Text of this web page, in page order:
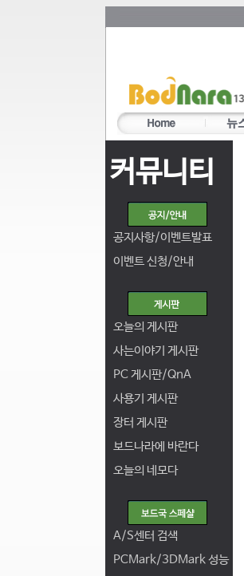
커뮤니티
공지사항/이벤트발표
이벤트 신청/안내
오늘의 게시판
사는이야기 게시판
PC 게시판/QnA
사용기 게시판
장터 게시판
보드나라에 바란다
오늘의 네모다
A/S센터 검색
PCMark/3DMark 성능